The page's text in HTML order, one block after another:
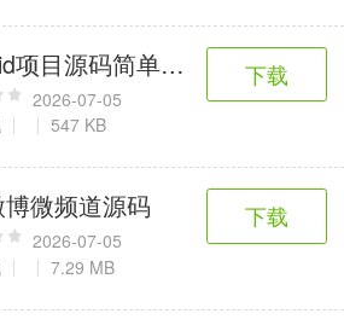
项目源码简单仿ios桌面主题源
2026-07-05
547 KB
下载
微频道源码
2026-07-05
7.29 MB
下载